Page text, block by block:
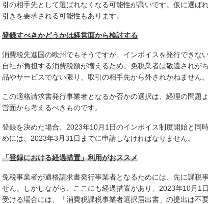
引の相手先として選ばれなくなる可能性が高いです。仮に選ば
引きを要求される可能性もあります。
登録すべきかどうかは経営面から検討する
消費税先進国の欧州でもそうですが、インボイスを発行できな
自社が負担する消費税額が増えるため、免税業者は敬遠されが
品やサービスでない限り、取引の相手先から外されかねません。
この適格請求書発行事業者となるか否かの選択は、経理の問題
営面から考えるべきものです。
登録を決めた場合、2023年10月1日のインボイス制度開始と同
めには、2023年3月31日までに申請しなければなりません。
「登録における経過措置」利用がおススメ
免税事業者が適格請求書発行事業者となるためには、先に課税
せん。しかしながら、ここにも経過措置があり、2023年10月1
受ける場合には、「消費税課税事業者選択届出書」の提出は不